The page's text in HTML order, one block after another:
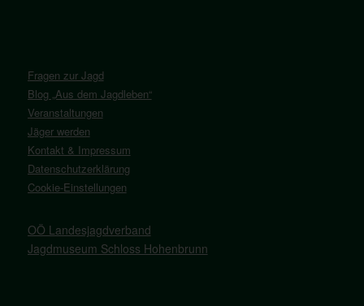
Fragen zur Jagd
Blog „Aus dem Jagdleben“
Veranstaltungen
Jäger werden
Kontakt & Impressum
Datenschutzerklärung
Cookie-Einstellungen
OÖ Landesjagdverband
Jagdmuseum Schloss Hohenbrunn